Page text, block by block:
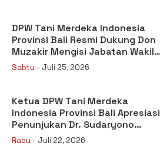
DPW Tani Merdeka Indonesia
Provinsi Bali Resmi Dukung Don
Muzakir Mengisi Jabatan Wakil
Menteri Pertanian RI
Sabtu - Juli 25, 2026
Ketua DPW Tani Merdeka
Indonesia Provinsi Bali Apresiasi
Penunjukan Dr. Sudaryono
sebagai Kepala Badan Gizi
Rabu - Juli 22, 2026